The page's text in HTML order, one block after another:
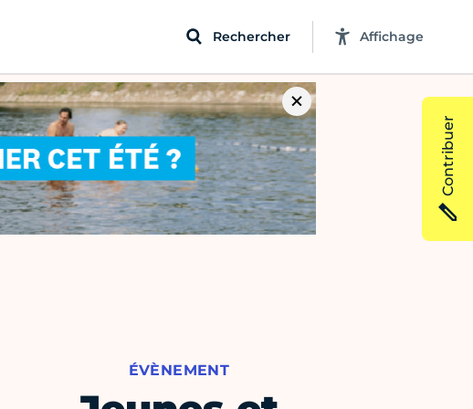
Rechercher Affichage
ÉVÈNEMENT
Contribuer